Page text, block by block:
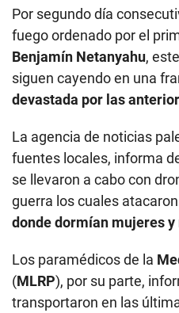
Por segundo día
fuego ordenado por el
Benjamín Netanyahu,
siguen cayendo en una
devastada por las
La agencia de noticias
fuentes locales, informa
se llevaron a cabo con
guerra los cuales
donde dormían mujeres y
Los paramédicos de la
(MLRP), por su parte,
transportaron en las